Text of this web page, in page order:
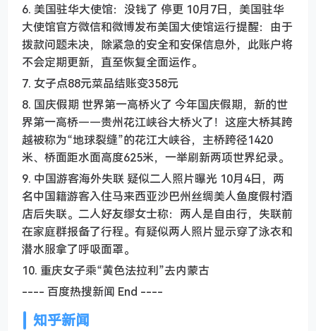
6. 美国驻华大使馆：没钱了 停更 10月7日，美国驻华
大使馆官方微信和微博发布美国大使馆运行提醒：由于
拨款问题未决，除紧急的安全和安保信息外，此账户将
不会定期更新，直至恢复全面运作。
7. 女子点88元菜品结账变358元
8. 国庆假期 世界第一高桥火了 今年国庆假期，新的世
界第一高桥——贵州花江峡谷大桥火了！这座大桥其跨
越被称为“地球裂缝”的花江大峡谷，主桥跨径1420
米、桥面距水面高度625米，一举刷新两项世界纪录。
9. 中国游客海外失联 疑似二人照片曝光 10月4日，两
名中国籍游客入住马来西亚沙巴州丝绸美人鱼度假村酒
店后失联。二人好友缪女士称：两人是自由行，失联前
在家庭群报备了行程。有疑似两人照片显示穿了泳衣和
潜水服拿了呼吸面罩。
10. 重庆女子乘“黄色法拉利”去内蒙古
---- 百度热搜新闻 End ----
知乎新闻